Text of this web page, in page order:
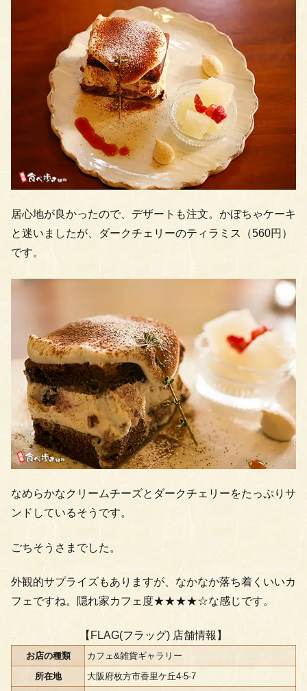
居心地が良かったので、デザートも注文。かぼちゃケーキ
と迷いましたが、ダークチェリーのティラミス（560円）
です。
なめらかなクリームチーズとダークチェリーをたっぷりサ
ンドしているそうです。
ごちそうさまでした。
外観的サプライズもありますが、なかなか落ち着くいいカ
フェですね。隠れ家カフェ度★★★★☆な感じです。
【FLAG(フラッグ) 店舗情報】
お店の種類
カフェ&雑貨ギャラリー
所在地
大阪府枚方市香里ケ丘4-5-7